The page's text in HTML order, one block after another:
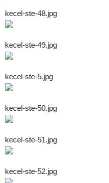
kecel-ste-48.jpg
kecel-ste-49.jpg
kecel-ste-5.jpg
kecel-ste-50.jpg
kecel-ste-51.jpg
kecel-ste-52.jpg